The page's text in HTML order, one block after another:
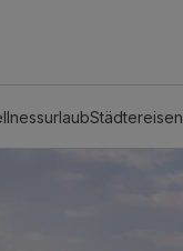
Städtereisen